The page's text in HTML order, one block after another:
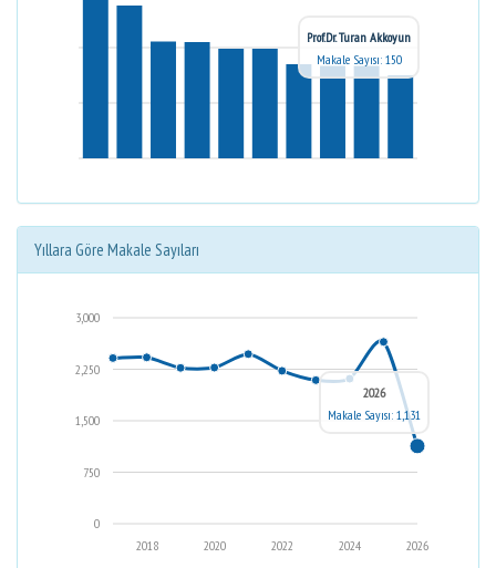
Prof.Dr. Turan Akkoyun
Makale Sayısı: 150
Yıllara Göre Makale Sayıları
0
750
1,500
2,250
3,000
2026
2024
2022
2020
2018
2026
Makale Sayısı: 1,131